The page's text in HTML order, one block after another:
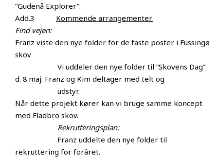
”Gudenå Explorer”.
Add.3 Kommende arrangementer.
Find vejen:
Franz viste den nye folder for de faste poster i Fussingø
skov
Vi uddeler den nye folder til ”Skovens Dag”
d. 8.maj. Franz og Kim deltager med telt og
udstyr.
Når dette projekt kører kan vi bruge samme koncept
med Fladbro skov.
Rekrutteringsplan:
Franz uddelte den nye folder til
rekruttering for foråret.